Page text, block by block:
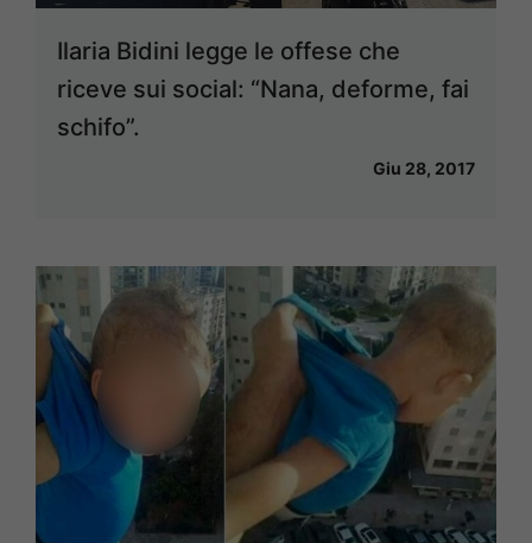
Ilaria Bidini legge le offese che
riceve sui social: “Nana, deforme, fai
schifo”.
Giu 28, 2017